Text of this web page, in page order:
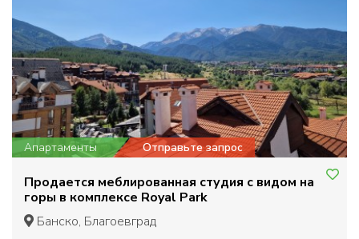
Апартаменты Отправьте запрос
Продается меблированная студия с видом на
горы в комплексе Royal Park
Банско, Благоевград